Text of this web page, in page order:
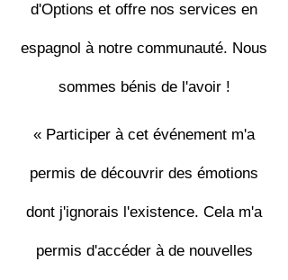
d'Options et offre nos services en
espagnol à notre communauté. Nous
sommes bénis de l'avoir !
« Participer à cet événement m'a
permis de découvrir des émotions
dont j'ignorais l'existence. Cela m'a
permis d'accéder à de nouvelles